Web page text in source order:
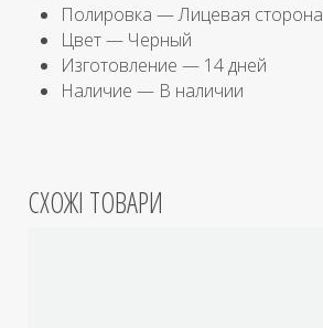
Полировка — Лицевая сторона
Цвет — Черный
Изготовление — 14 дней
Наличие — В наличии
СХОЖІ ТОВАРИ